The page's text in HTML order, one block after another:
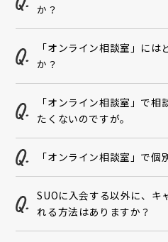
か？
「オンライン相談室」に
か？
「オンライン相談室」で
たくないのですが。
「オンライン相談室」で個
SUOに入会する以外に、キ
れる方法はありますか？